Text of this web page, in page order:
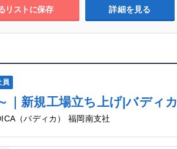
詳細を見る
リストに保存
員
｜新規工場立ち上げ|バディ
（バディカ） 福岡南支社